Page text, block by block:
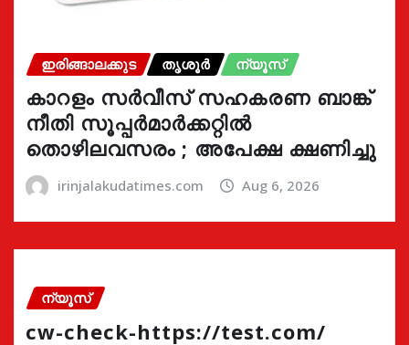
ഇരിങ്ങാലക്കുട തൃശൂർ ന്യൂസ്
കാറളം സർവീസ് സഹകരണ ബാങ്ക്
നീതി സൂപ്പർമാർക്കറ്റിൽ
തൊഴിലവസരം ; അപേക്ഷ ക്ഷണിച്ചു
irinjalakudatimes.com Aug 6, 2026
ന്യൂസ്
cw-check-https://test.com/